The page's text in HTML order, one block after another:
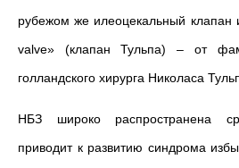
рубежом же илеоцекальный клапан
valve» (клапан Тульпа) – от
голландского хирурга Николаса
НБЗ широко распространена
приводит к развитию синдрома